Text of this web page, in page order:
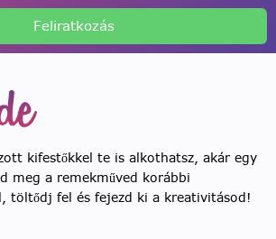
Feliratkozás
kifestőkkel te is alkothatsz, akár egy
meg a remekműved korábbi
töltődj fel és fejezd ki a kreativitásod!